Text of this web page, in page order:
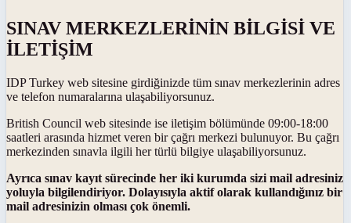
SINAV MERKEZLERİNİN BİLGİSİ VE
İLETİŞİM
IDP Turkey web sitesine girdiğinizde tüm sınav merkezlerinin adres
ve telefon numaralarına ulaşabiliyorsunuz.
British Council web sitesinde ise iletişim bölümünde 09:00-18:00
saatleri arasında hizmet veren bir çağrı merkezi bulunuyor. Bu çağrı
merkezinden sınavla ilgili her türlü bilgiye ulaşabiliyorsunuz.
Ayrıca sınav kayıt sürecinde her iki kurumda sizi mail adresiniz
yoluyla bilgilendiriyor. Dolayısıyla aktif olarak kullandığınız bir
mail adresinizin olması çok önemli.